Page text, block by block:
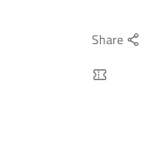
Share